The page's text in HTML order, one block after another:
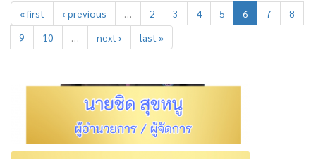
« first ‹ previous … 2 3 4 5 6 7
8
9
10 … next › last »